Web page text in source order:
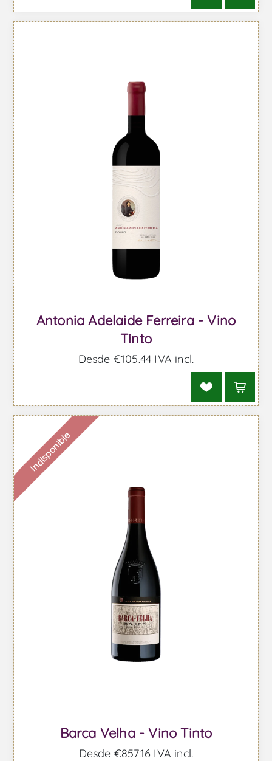
Antonia Adelaide Ferreira - Vino
Tinto
Desde €105,44 IVA incl.
Indisponible
Barca Velha - Vino Tinto
Desde €857,16 IVA incl.